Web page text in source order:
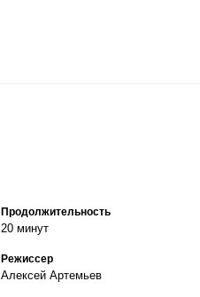
Продолжительность
20 минут
Режиссер
Алексей Артемьев